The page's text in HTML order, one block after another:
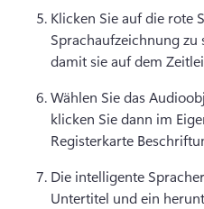
Klicken Sie auf die rote
Sprachaufzeichnung zu
damit sie auf dem
Wählen Sie das
klicken Sie dann im
Registerkarte
Die intelligente
Untertitel und ein